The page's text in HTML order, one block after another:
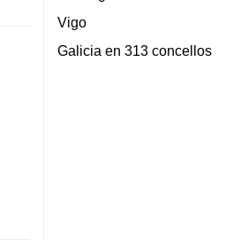
Vigo
Galicia en 313 concellos